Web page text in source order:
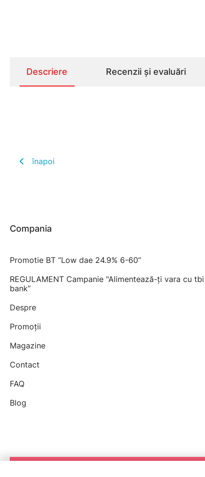
Descriere Recenzii și evaluări
înapoi
Compania
Promotie BT “Low dae 24.9% 6-60”
REGULAMENT Campanie "Alimentează-ți vara cu tbi
bank”
Despre
Promoții
Magazine
Contact
FAQ
Blog